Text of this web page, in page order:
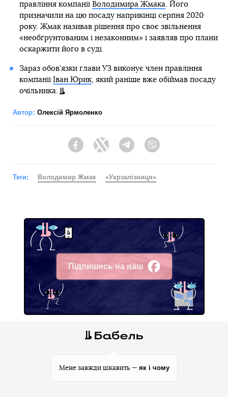
правління компанії Володимира Жмака. Його
призначили на цю посаду наприкінці серпня 2020
року. Жмак називав рішення про своє звільнення
«необґрунтованим і незаконним» і заявляв про плани
оскаржити його в суді.
Зараз обов’язки глави УЗ виконує член правління
компанії Іван Юрик, який раніше вже обіймав посаду
очільника.
Автор: Олексій Ярмоленко
FacebookTwitter Telegram
Теги: Володимир Жмак «Укрзалізниця»
Підпишись на наш
Facebook
Мене завжди цікавить — як і чому